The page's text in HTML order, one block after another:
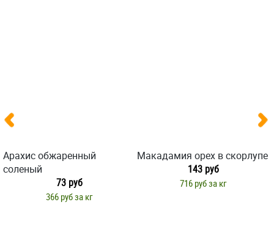
Арахис обжаренный
соленый
73 руб
366 руб за кг
Макадамия орех в скорлупе
143 руб
716 руб за кг